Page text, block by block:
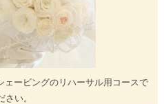
ェービングのリハーサル用コースで
い。